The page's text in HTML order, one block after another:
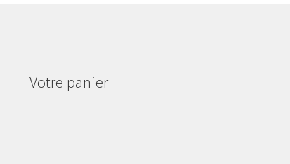
Votre panier